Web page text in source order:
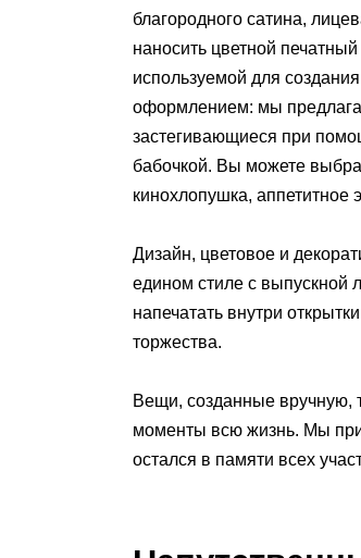
благородного сатина,
наносить цветной
используемой для
оформлением: мы
застегивающиеся при
бабочкой. Вы можете
кинохлопушка, аппетитное
Дизайн, цветовое и
едином стиле с выпускной
напечатать внутри
торжества.
Вещи, созданные вручную,
моменты всю жизнь. Мы
остался в памяти всех